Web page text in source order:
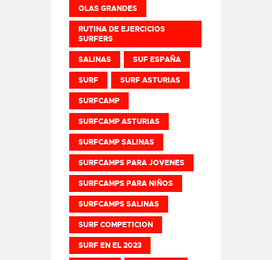
OLAS GRANDES
RUTINA DE EJERCICIOS
SURFERS
SALINAS SUF ESPAÑA
SURF SURF ASTURIAS
SURFCAMP
SURFCAMP ASTURIAS
SURFCAMP SALINAS
SURFCAMPS PARA JOVENES
SURFCAMPS PARA NIÑOS
SURFCAMPS SALINAS
SURF COMPETICION
SURF EN EL 2023